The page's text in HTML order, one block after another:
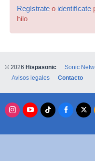
Regístrate o identifícate
hilo
© 2026 Hispasonic Sonic
Avisos legales
Contacto